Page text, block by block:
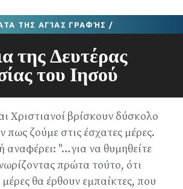
ΤΗΣ ΑΓΊΑΣ ΓΡΑΦΉΣ /
της Δευτέρας
του Ιησού
Χριστιανοί βρίσκουν δύσκολο
πως ζούμε στις έσχατες μέρες.
αναφέρει: "…για να θυμηθείτε
πρώτα τούτο, ότι
μέρες θα έρθουν εμπαίκτες, που